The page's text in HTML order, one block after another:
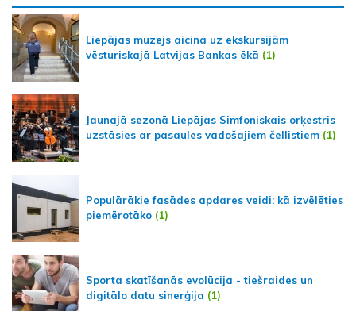
Liepājas muzejs aicina uz ekskursijām
vēsturiskajā Latvijas Bankas ēkā (1)
Jaunajā sezonā Liepājas Simfoniskais orķestris
uzstāsies ar pasaules vadošajiem čellistiem (1)
Populārākie fasādes apdares veidi: kā izvēlēties
piemērotāko (1)
Sporta skatīšanās evolūcija - tiešraides un
digitālo datu sinerģija (1)